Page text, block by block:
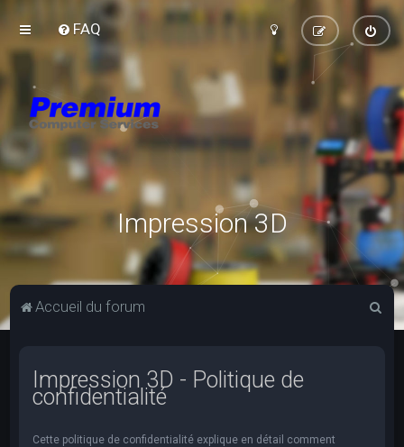
FAQ
Impression 3D
Accueil du forum
Impression 3D - Politique de
confidentialité
Cette politique de confidentialité explique en détail comment